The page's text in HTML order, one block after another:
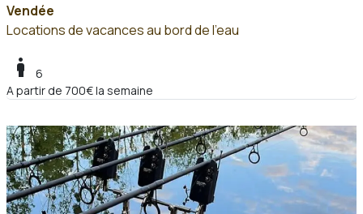
Vendée
Locations de vacances au bord de l'eau
boy
6
A partir de 700€ la semaine